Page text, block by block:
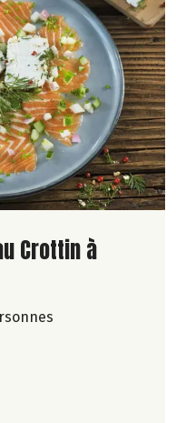
Crottin à